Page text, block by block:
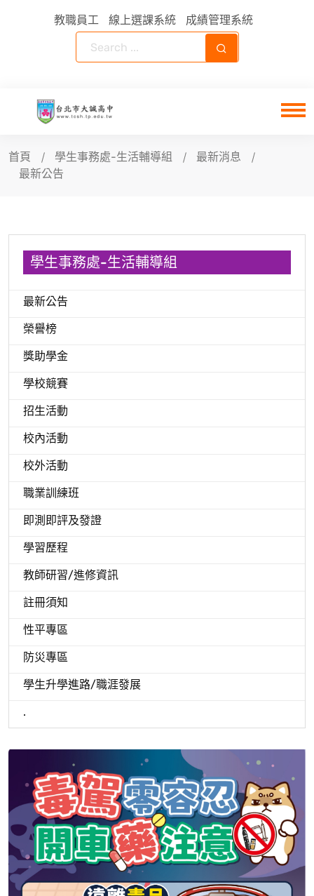
教職員工 線上選課系統 成績管理系統
首頁 學生事務處-生活輔導組
最新消息
最新公告
學生事務處-生活輔導組
最新公告
榮譽榜
獎助學金
學校競賽
招生活動
校內活動
校外活動
職業訓練班
即測即評及發證
學習歷程
教師研習/進修資訊
註冊須知
性平專區
防災專區
學生升學進路/職涯發展
.